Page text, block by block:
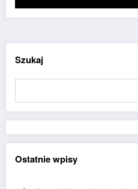
Szukaj
Ostatnie wpisy